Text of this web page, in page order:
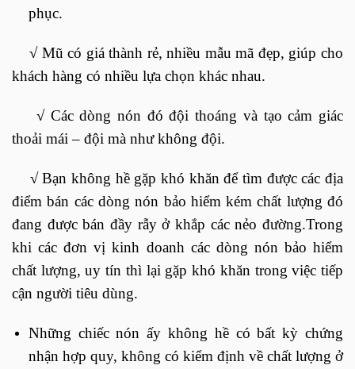
phục.
√ Mũ có giá thành rẻ, nhiều mẫu mã đẹp, giúp cho
khách hàng có nhiều lựa chọn khác nhau.
√ Các dòng nón đó đội thoáng và tạo cảm giác
thoải mái – đội mà như không đội.
√Bạn không hề gặp khó khăn để tìm được các địa
điểm bán các dòng nón bảo hiểm kém chất lượng đó
đang được bán đầy rẫy ở khắp các nẻo đường.Trong
khi các đơn vị kinh doanh các dòng nón bảo hiểm
chất lượng, uy tín thì lại gặp khó khăn trong việc tiếp
cận người tiêu dùng.
Những chiếc nón ấy không hề có bất kỳ chứng
nhận hợp quy, không có kiểm định về chất lượng ở